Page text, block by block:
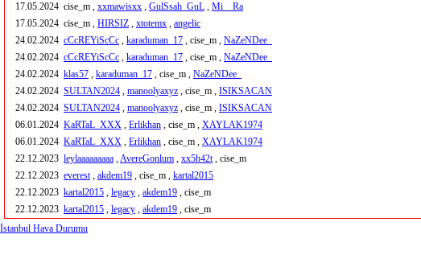
17.05.2024 cise_m , xxmawisxx , GulSsah_GuL , Mi__Ra
17.05.2024 cise_m , HIRSIZ , xtotemx , angelic
24.02.2024 cCcREYiScCc , karaduman_17 , cise_m , NaZeNDee_
24.02.2024 cCcREYiScCc , karaduman_17 , cise_m , NaZeNDee_
24.02.2024 klas57 , karaduman_17 , cise_m , NaZeNDee_
24.02.2024 SULTAN2024 , manoolyaxyz , cise_m , ISIKSACAN
24.02.2024 SULTAN2024 , manoolyaxyz , cise_m , ISIKSACAN
06.01.2024 KaRTaL_XXX , Erlikhan , cise_m , XAYLAK1974
06.01.2024 KaRTaL_XXX , Erlikhan , cise_m , XAYLAK1974
22.12.2023 leylaaaaaaaaa ,AvereGonlum , xx5h42t, cise_m
22.12.2023 everest, akdem19 , cise_m , kartal2015
22.12.2023 kartal2015 , legacy , akdem19 , cise_m
22.12.2023 kartal2015 , legacy , akdem19 , cise_m
İstanbul Hava Durumu